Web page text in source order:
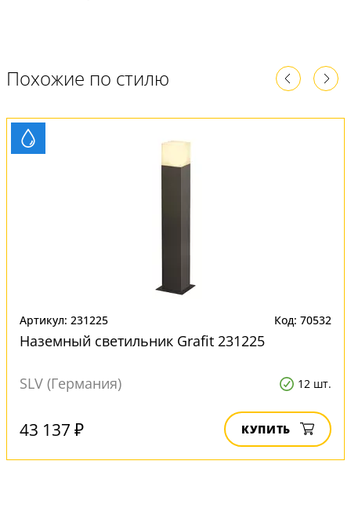
Похожие по стилю
Артикул: 231225 Код: 70532
Наземный светильник Grafit 231225
SLV (Германия) 12 шт.
43 137 ₽ КУПИТЬ